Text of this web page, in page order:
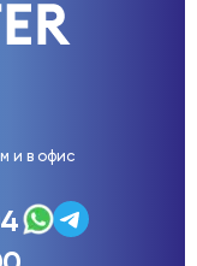
и в офис